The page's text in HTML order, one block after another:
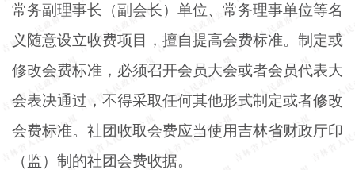
常务副理事长（副会长）单位、常务理事单位等名
义随意设立收费项目，擅自提高会费标准。制定或
修改会费标准，必须召开会员大会或者会员代表大
会表决通过，不得采取任何其他形式制定或者修改
会费标准。社团收取会费应当使用吉林省财政厅印
（监）制的社团会费收据。